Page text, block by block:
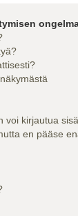
voi kirjautua
en pääse